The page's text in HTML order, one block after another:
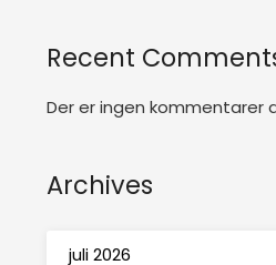
Recent
Der er ingen kommentarer
Archives
juli 2026